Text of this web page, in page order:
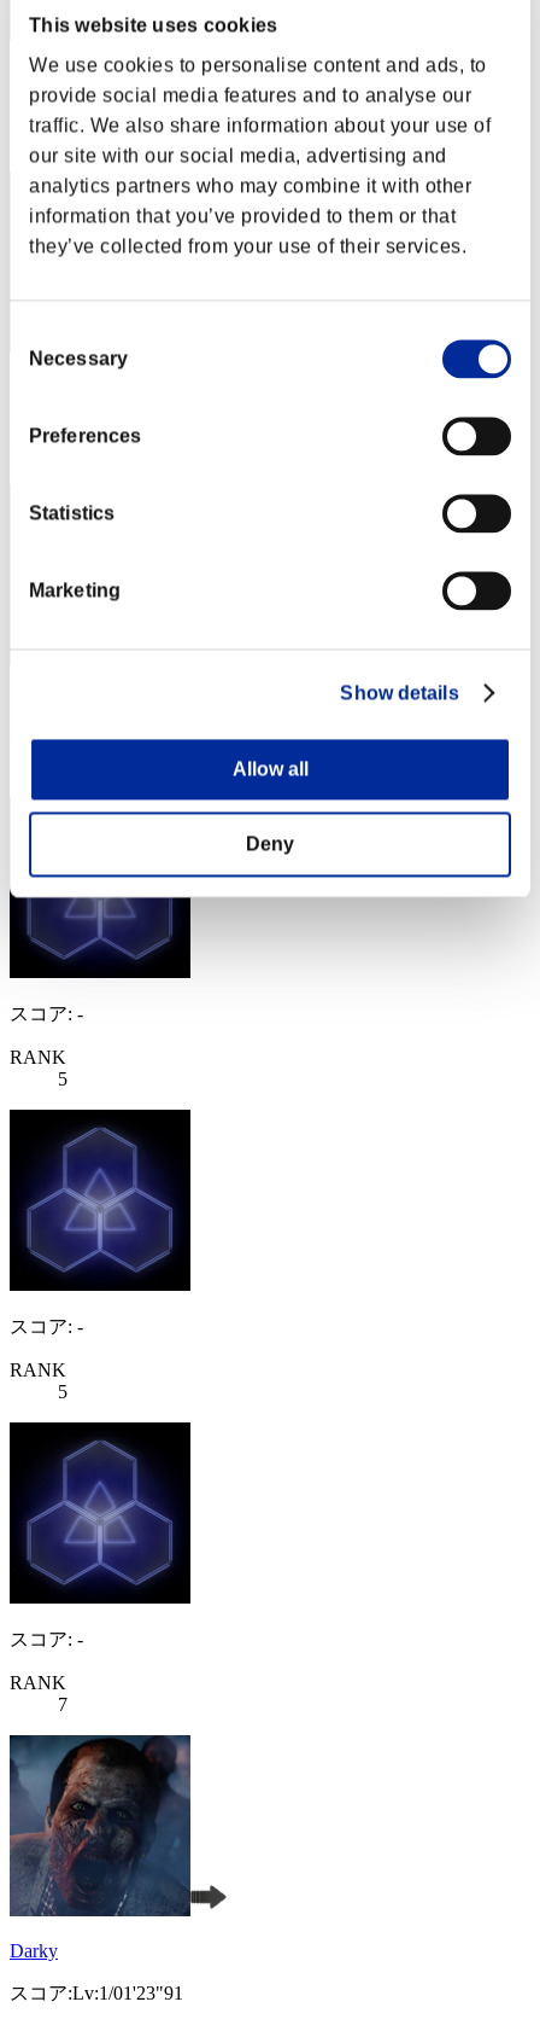
This website uses cookies
We use cookies to personalise content and ads, to
provide social media features and to analyse our
traffic. We also share information about your use of
our site with our social media, advertising and
analytics partners who may combine it with other
information that you’ve provided to them or that
they’ve collected from your use of their services.
Selection
Necessary
Preferences
Statistics
Marketing
Show details
Allow all
Deny
スコア: -
RANK
RANK
RANK
スコア: -
RANK
5
スコア: -
RANK
5
スコア: -
RANK
7
Darky
スコア:Lv:1/01'23"91